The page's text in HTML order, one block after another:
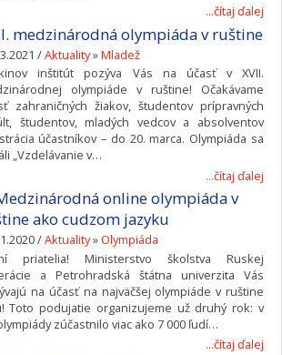
...čítaj ďalej
medzinárodná olympiáda v ruštine
/Aktuality»Mladež
inštitút pozýva Vás na účasť v XVII.
olympiáde v ruštine! Očakávame
zahraničných žiakov, študentov prípravných
študentov, mladých vedcov a absolventov
účastníkov – do 20. marca. Olympiáda sa
„Vzdelávanie v…
...čítaj ďalej
online olympiáda v
ako cudzom jazyku
/Aktuality» Olympiáda
priatelia! Ministerstvo školstva Ruskej
a Petrohradská štátna univerzita Vás
na účasť na najväčšej olympiáde v ruštine
Toto podujatie organizujeme už druhý rok: v
zúčastnilo viac ako 7 000 ľudí…
...čítaj ďalej